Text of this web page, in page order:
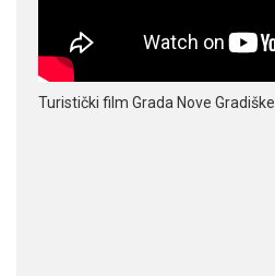
Turistički film Grada Nove Gradiške